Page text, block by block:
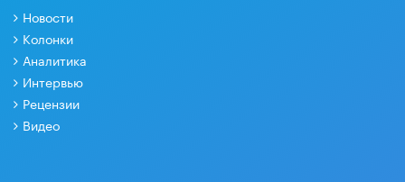
Новости
Колонки
Аналитика
Интервью
Рецензии
Видео